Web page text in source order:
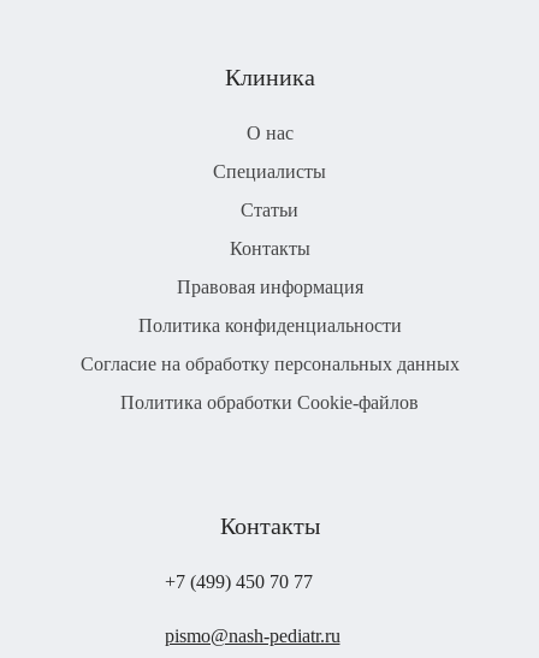
Клиника
О нас
Специалисты
Статьи
Контакты
Правовая информация
Политика конфиденциальности
Согласие на обработку персональных данных
Политика обработки Cookie-файлов
Контакты
+7 (499) 450 70 77
pismo@nash-pediatr.ru